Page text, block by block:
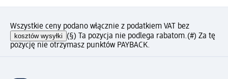
Wszystkie ceny podano włącznie z podatkiem VAT bez
kosztów wysyłki (§) Ta pozycja nie podlega rabatom.(#) Za tę
pozycję nie otrzymasz punktów PAYBACK.